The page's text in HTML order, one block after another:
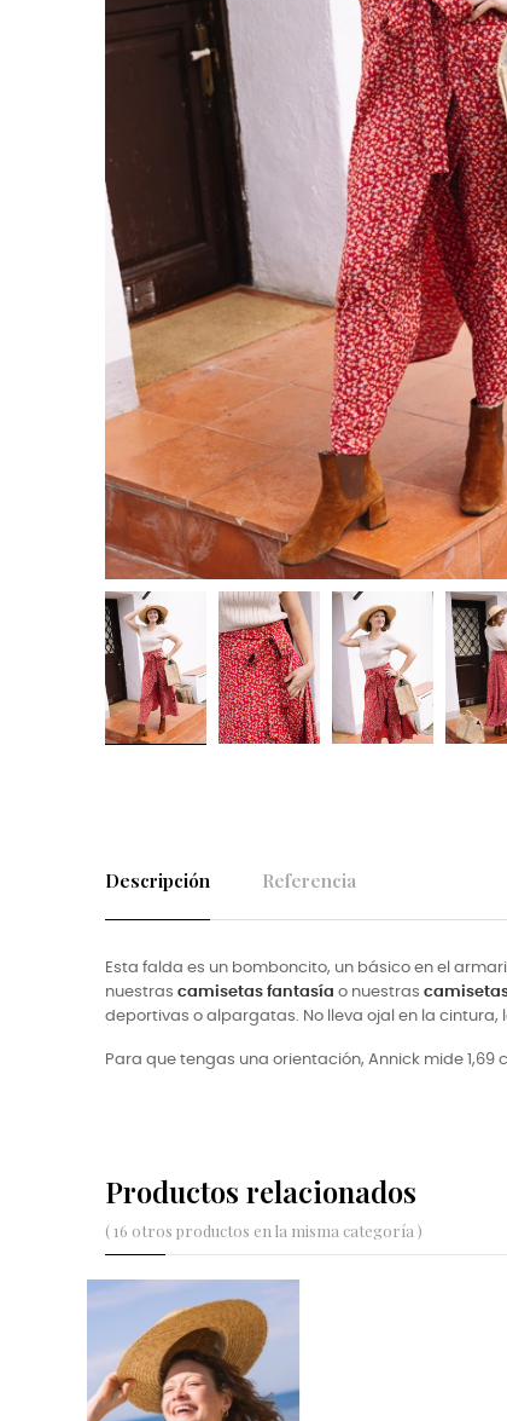
Descripción Referencia
Esta falda es un bomboncito, un básico en el
nuestras camisetas fantasía o nuestras
deportivas o alpargatas. No lleva ojal en la
Para que tengas una orientación, Annick mide 1,69
Productos relacionados
( 16 otros productos en la misma categoría )